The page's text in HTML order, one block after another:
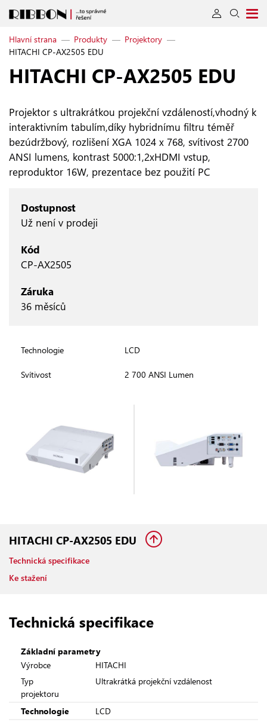
Hlavní strana — Produkty — Projektory —
HITACHI CP-AX2505 EDU
HITACHI CP‑AX2505 EDU
Projektor s ultrakrátkou projekční vzdáleností,vhodný k
interaktivním tabulím,díky hybridnímu filtru téměř
bezúdržbový, rozlišení XGA 1024 x 768, svítivost 2700
ANSI lumens, kontrast 5000:1,2xHDMI vstup,
reproduktor 16W, prezentace bez použití PC
Dostupnost
Už není v prodeji
Kód
CP-AX2505
Záruka
36 měsíců
Technologie LCD
Svítivost 2 700 ANSI Lumen
HITACHI CP-AX2505 EDU
Technická specifikace
Ke stažení
Technická specifikace
Základní parametry
Výrobce
HITACHI
Typ
projektoru
Ultrakrátká projekční vzdálenost
Technologie
LCD